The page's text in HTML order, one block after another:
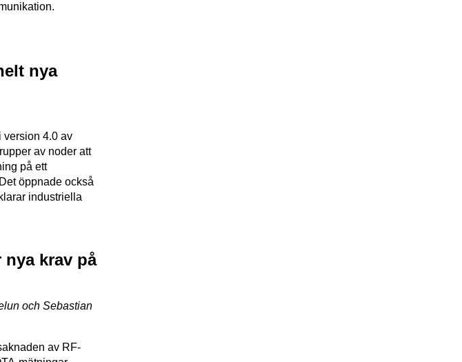
nya
version 4.0 av
av noder att
på ett
öppnade också
industriella
nya krav på
och Sebastian
av RF-